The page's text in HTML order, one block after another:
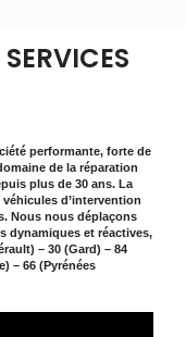
performante, forte de
de la réparation
plus de 30 ans. La
d’intervention
Nous nous déplaçons
dynamiques et réactives,
– 30 (Gard) – 84
– 66 (Pyrénées